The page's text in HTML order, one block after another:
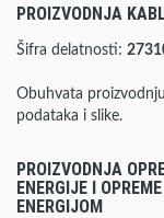
PROIZVODNJA
Šifra delatnosti:
Obuhvata
podataka i slike.
PROIZVODNJA
ENERGIJE I
ENERGIJOM